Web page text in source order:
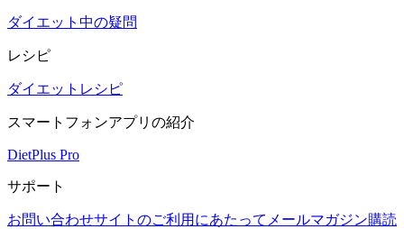
ダイエット中の疑問
レシピ
ダイエットレシピ
スマートフォンアプリの紹介
DietPlus Pro
サポート
お問い合わせサイトのご利用にあたって メールマガジン購読